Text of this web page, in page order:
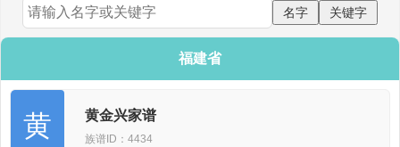
福建省
黄 黄金兴家谱
族谱ID：4434